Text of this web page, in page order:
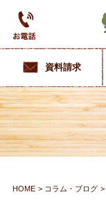
資料請求
HOME コラム・ブログ